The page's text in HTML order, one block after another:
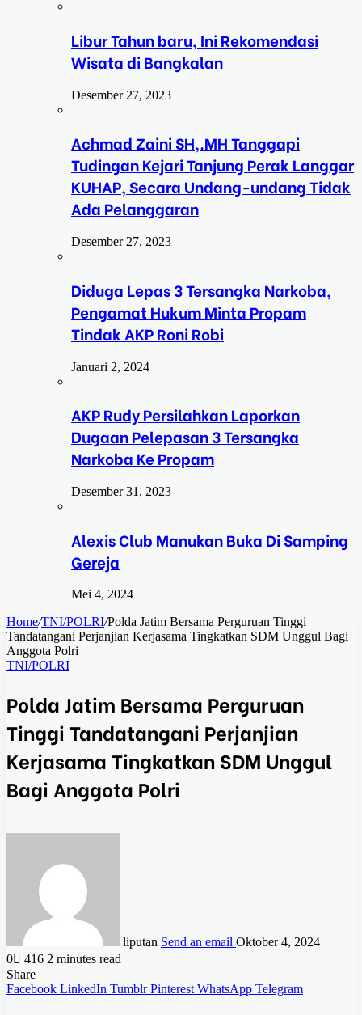
Libur Tahun baru, Ini Rekomendasi
Wisata di Bangkalan
Desember 27, 2023
Achmad Zaini SH,.MH Tanggapi
Tudingan Kejari Tanjung Perak Langgar
KUHAP, Secara Undang-undang Tidak
Ada Pelanggaran
Desember 27, 2023
Diduga Lepas 3 Tersangka Narkoba,
Pengamat Hukum Minta Propam
Tindak AKP Roni Robi
Januari 2, 2024
AKP Rudy Persilahkan Laporkan
Dugaan Pelepasan 3 Tersangka
Narkoba Ke Propam
Desember 31, 2023
Alexis Club Manukan Buka Di Samping
Gereja
Mei 4, 2024
Home/TNI/POLRI/Polda Jatim Bersama Perguruan Tinggi
Tandatangani Perjanjian Kerjasama Tingkatkan SDM Unggul Bagi
Anggota Polri
TNI/POLRI
Polda Jatim Bersama Perguruan
Tinggi Tandatangani Perjanjian
Kerjasama Tingkatkan SDM Unggul
Bagi Anggota Polri
liputan Send an email Oktober 4, 2024
0
416 2 minutes read
Share
Facebook LinkedIn Tumblr Pinterest WhatsApp Telegram